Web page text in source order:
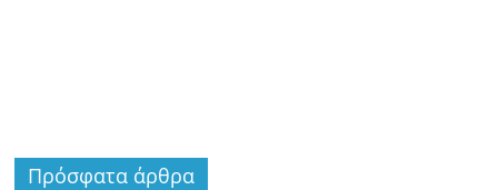
Πρόσφατα άρθρα